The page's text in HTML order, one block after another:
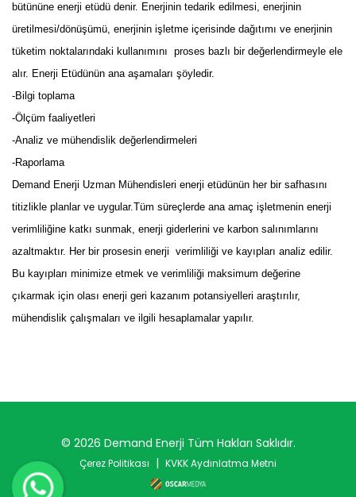
bütününe enerji etüdü denir. Enerjinin tedarik edilmesi, enerjinin
üretilmesi/dönüşümü, enerjinin işletme içerisinde dağıtımı ve enerjinin
tüketim noktalarındaki kullanımını proses bazlı bir değerlendirmeyle ele
alır. Enerji Etüdünün ana aşamaları şöyledir.
-Bilgi toplama
-Ölçüm faaliyetleri
-Analiz ve mühendislik değerlendirmeleri
-Raporlama
Demand Enerji Uzman Mühendisleri enerji etüdünün her bir safhasını
titizlikle planlar ve uygular.Tüm süreçlerde ana amaç işletmenin enerji
verimliliğine katkı sunmak, enerji giderlerini ve karbon salınımlarını
azaltmaktır. Her bir prosesin enerji verimliliği ve kayıpları analiz edilir.
Bu kayıpları minimize etmek ve verimliliği maksimum değerine
çıkarmak için olası enerji geri kazanım potansiyelleri araştırılır,
mühendislik çalışmaları ve ilgili hesaplamalar yapılır.
© 2026 Demand Enerji Tüm Hakları Saklıdır.
Çerez Politikası | KVKK Aydınlatma Metni